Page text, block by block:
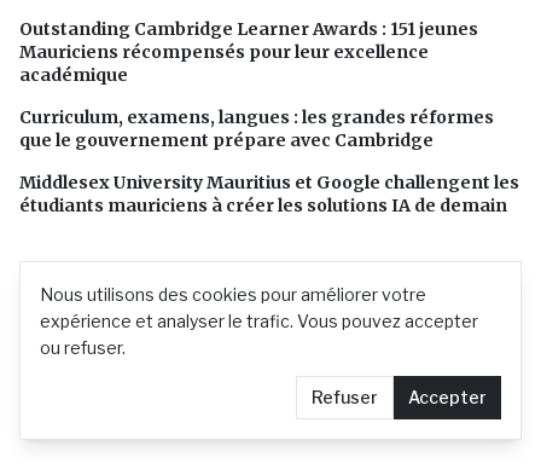
Nous utilisons des cookies pour améliorer votre
expérience et analyser le trafic. Vous pouvez accepter
ou refuser.
Refuser Accepter
Outstanding Cambridge Learner Awards : 151 jeunes
Mauriciens récompensés pour leur excellence
académique
Curriculum, examens, langues : les grandes réformes
que le gouvernement prépare avec Cambridge
Middlesex University Mauritius et Google challengent les
étudiants mauriciens à créer les solutions IA de demain